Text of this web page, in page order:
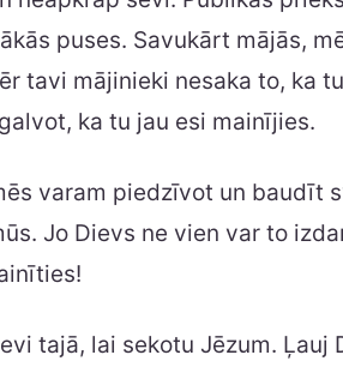
puses. Savukārt mājās,
tavi mājinieki nesaka to, ka
ka tu jau esi mainījies.
varam piedzīvot un baudīt
Jo Dievs ne vien var to
tajā, lai sekotu Jēzum. Ļauj